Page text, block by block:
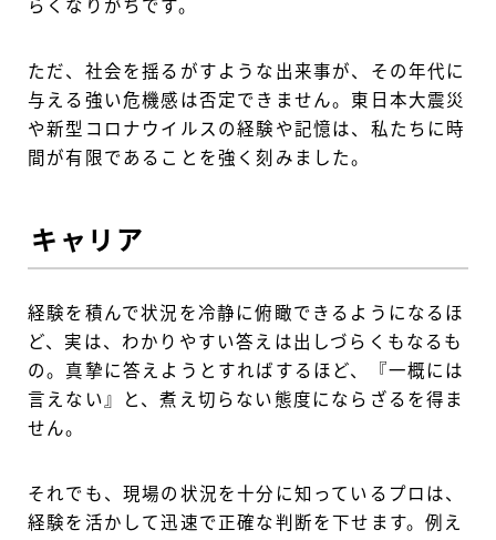
らくなりがちです。
ただ、社会を揺るがすような出来事が、その年代に
与える強い危機感は否定できません。東日本大震災
や新型コロナウイルスの経験や記憶は、私たちに時
間が有限であることを強く刻みました。
キャリア
経験を積んで状況を冷静に俯瞰できるようになるほ
ど、実は、わかりやすい答えは出しづらくもなるも
の。真摯に答えようとすればするほど、『一概には
言えない』と、煮え切らない態度にならざるを得ま
せん。
それでも、現場の状況を十分に知っているプロは、
経験を活かして迅速で正確な判断を下せます。例え